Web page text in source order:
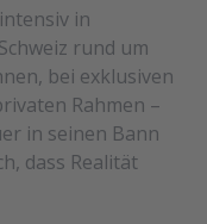
in
rund um
bei exklusiven
Rahmen –
in seinen Bann
dass Realität